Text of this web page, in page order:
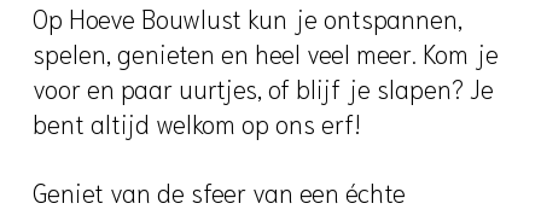
Op Hoeve Bouwlust kun je ontspannen,
spelen, genieten en heel veel meer. Kom je
voor en paar uurtjes, of blijf je slapen? Je
bent altijd welkom op ons erf!
Geniet van de sfeer van een échte